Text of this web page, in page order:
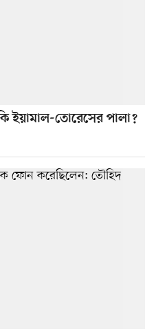
ইয়ামাল-তোরেসের পালা?